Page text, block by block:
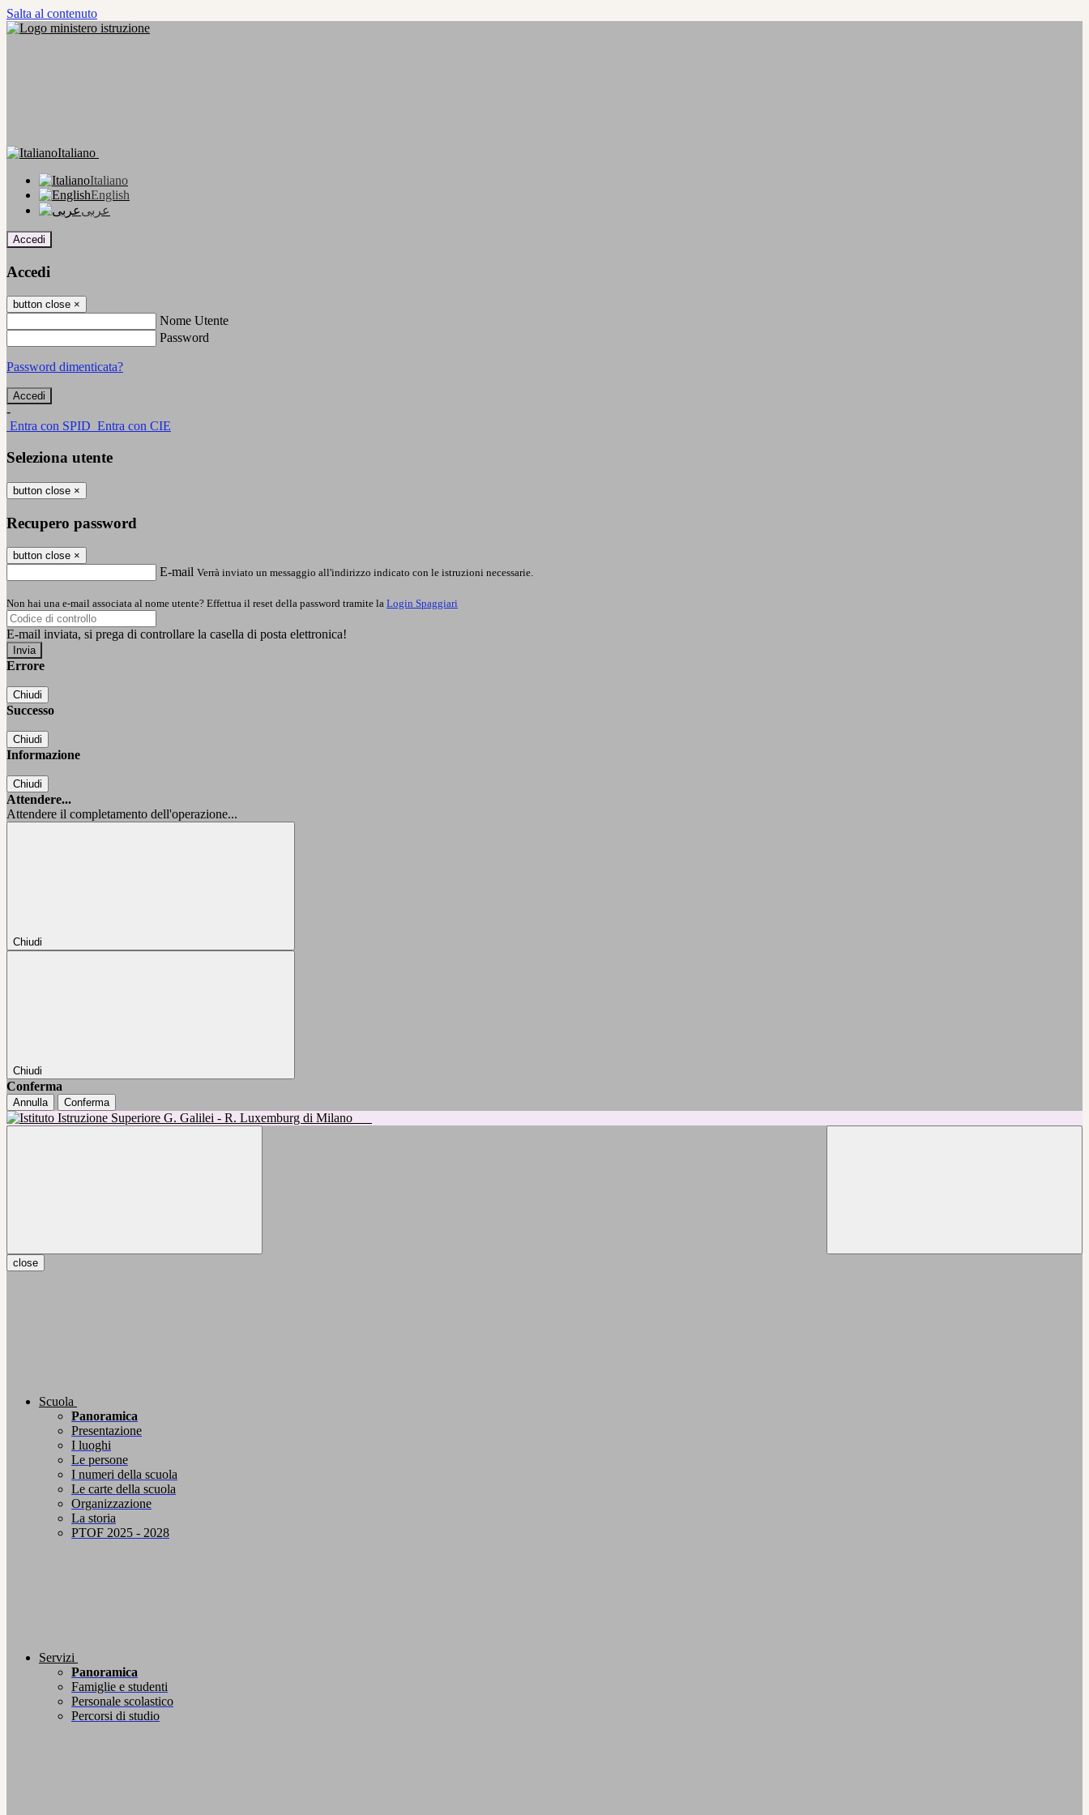
Salta al contenuto
Italiano
Italiano
English
عربى
Accedi
Accedi
button close ×
Nome Utente
Password
Password dimenticata?
-
Entra con SPID Entra con CIE
Seleziona utente
button close ×
Recupero password
button close ×
E-mail Verrà inviato un messaggio all'indirizzo indicato con le istruzioni necessarie.
Non hai una e-mail associata al nome utente? Effettua il reset della password tramite la Login Spaggiari
E-mail inviata, si prega di controllare la casella di posta elettronica!
Errore
Chiudi
Successo
Chiudi
Informazione
Chiudi
Attendere...
Attendere il completamento dell'operazione...
Chiudi
Chiudi
Conferma
Annulla Conferma
close
Scuola
Panoramica
Presentazione
I luoghi
Le persone
I numeri della scuola
Le carte della scuola
Organizzazione
La storia
PTOF 2025 - 2028
Servizi
Panoramica
Famiglie e studenti
Personale scolastico
Percorsi di studio